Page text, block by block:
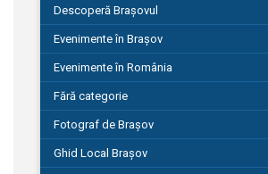
Descoperă Brașovul
Evenimente în Brașov
Evenimente în România
Fără categorie
Fotograf de Brașov
Ghid Local Brașov